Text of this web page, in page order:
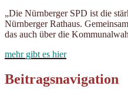
„Die Nürnberger SPD ist die
Nürnberger Rathaus.
das auch über die
mehr gibt es hier
Beitragsnavigation